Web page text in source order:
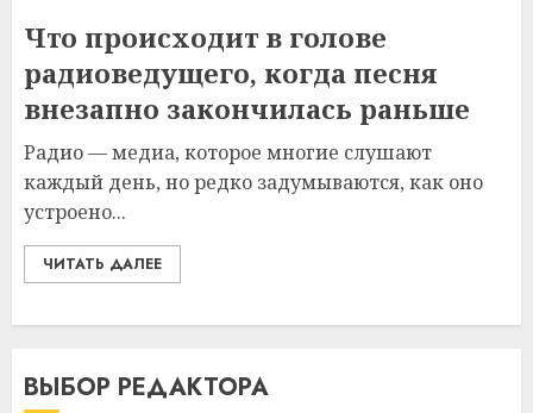
Что происходит в голове
радиоведущего, когда песня
внезапно закончилась раньше
Радио — медиа, которое многие слушают
каждый день, но редко задумываются, как оно
устроено...
ЧИТАТЬ ДАЛЕЕ
ВЫБОР РЕДАКТОРА